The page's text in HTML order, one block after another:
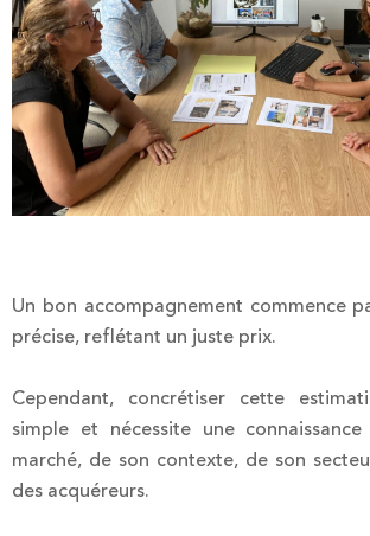
Un bon accompagnement commence
précise, reflétant un juste prix.
Cependant, concrétiser cette
simple et nécessite une
marché, de son contexte, de son
des acquéreurs.